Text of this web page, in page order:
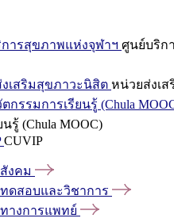
ารสุขภาพแห่งจุฬาฯ ศูนย์บริก
เสริมสุขภาวะนิสิต หน่วยส่งเ
กรรมการเรียนรู้ (Chula
นรู้ (Chula MOOC)
CUVIP
งคม
ดสอบและวิชาการ
างการแพทย์